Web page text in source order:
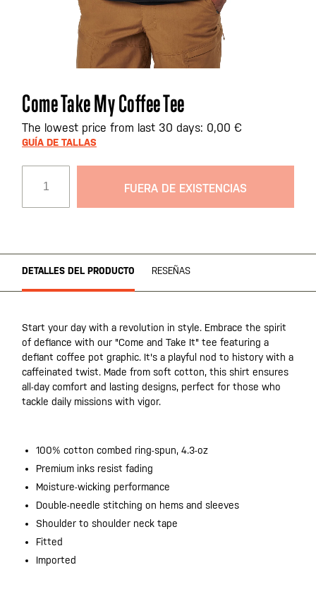
Saltar
al
comienzo
de
imágenes
Come Take My Coffee Tee
The lowest price from last 30 days: 0,00 €
GUÍA DE TALLAS
FUERA DE EXISTENCIAS
DETALLES DEL PRODUCTO RESEÑAS
Start your day with a revolution in style. Embrace the spirit
of defiance with our "Come and Take It" tee featuring a
defiant coffee pot graphic. It's a playful nod to history with a
caffeinated twist. Made from soft cotton, this shirt ensures
all-day comfort and lasting designs, perfect for those who
tackle daily missions with vigor.
100% cotton combed ring-spun, 4.3-oz
Premium inks resist fading
Moisture-wicking performance
Double-needle stitching on hems and sleeves
Shoulder to shoulder neck tape
Fitted
Imported